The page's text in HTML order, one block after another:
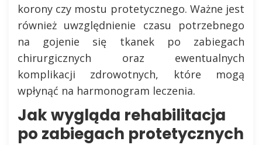
korony czy mostu protetycznego. Ważne jest
również uwzględnienie czasu potrzebnego
na gojenie się tkanek po zabiegach
chirurgicznych oraz ewentualnych
komplikacji zdrowotnych, które mogą
wpłynąć na harmonogram leczenia.
Jak wygląda rehabilitacja
po zabiegach protetycznych